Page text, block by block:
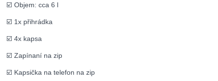
☑️ Objem: cca 6 l
☑️ 1x přihrádka
☑️ 4x kapsa
☑️ Zapínaní na zip
☑️ Kapsička na telefon na zip